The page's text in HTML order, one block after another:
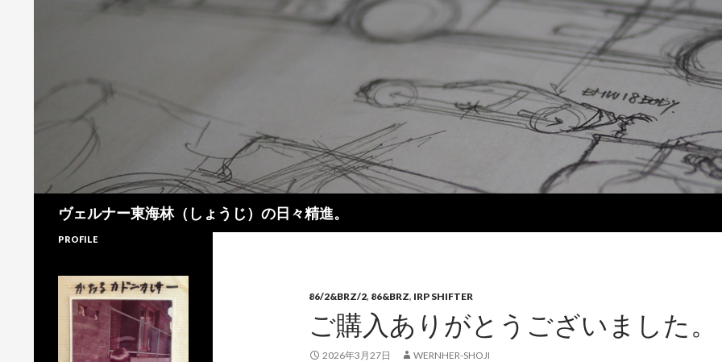
ヴェルナー東海林（しょうじ）の日々精進。
86/2&BRZ/2, 86&BRZ, IRP SHIFTER
ご購入ありがとうございました。
2026年3月27日 WERNHER-SHOJI
PROFILE